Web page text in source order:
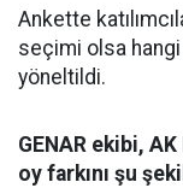
Ankette
seçimi olsa
yöneltildi.
GENAR ekibi,
oy farkını şu